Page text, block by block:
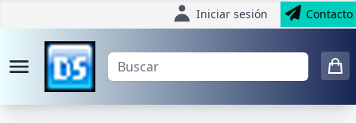
Iniciar sesión Contacto